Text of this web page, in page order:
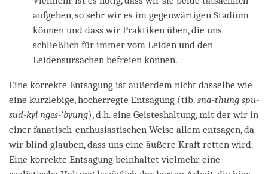
aufgeben, so sehr wir es im gegenwärtigen Stadium
können und dass wir Praktiken üben, die uns
schließlich für immer vom Leiden und den
Leidensursachen befreien können.
Eine korrekte Entsagung ist außerdem nicht dasselbe wie
eine kurzlebige, hocherregte Entsagung (tib. sna-thung spu-
sud-kyi nges-‘byung), d.h. eine Geisteshaltung, mit der wir in
einer fanatisch-enthusiastischen Weise allem entsagen, da
wir blind glauben, dass uns eine äußere Kraft retten wird.
Eine korrekte Entsagung beinhaltet vielmehr eine